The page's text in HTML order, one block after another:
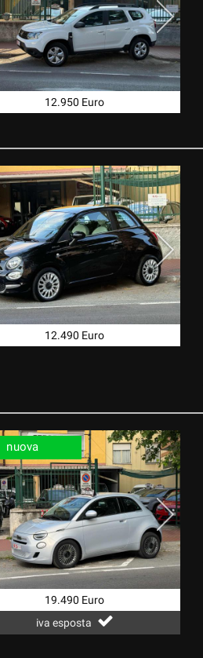
12.950 Euro
12.490 Euro
19.490 Euro
iva esposta
nuova